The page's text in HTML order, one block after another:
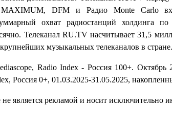
DFM и Радио Monte Carlo
охват радиостанций холдинга
Телеканал RU.TV насчитывает 31,5
музыкальных телеканалов в стране.
Radio Index - Россия 100+.
Россия 0+, 01.03.2025-31.05.2025,
является рекламой и носит исключительно